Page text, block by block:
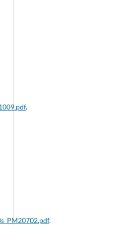
.
.